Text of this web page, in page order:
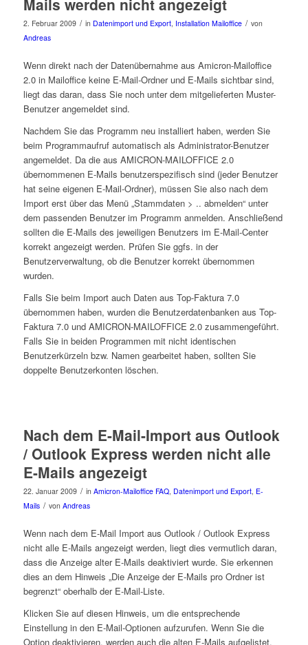
2. Februar 2009 / in Datenimport und Export, Installation Mailoffice / von
Andreas
Wenn direkt nach der Datenübernahme aus Amicron-Mailoffice
2.0 in Mailoffice keine E-Mail-Ordner und E-Mails sichtbar sind,
liegt das daran, dass Sie noch unter dem mitgelieferten Muster-
Benutzer angemeldet sind.
Nachdem Sie das Programm neu installiert haben, werden Sie
beim Programmaufruf automatisch als Administrator-Benutzer
angemeldet. Da die aus AMICRON-MAILOFFICE 2.0
übernommenen E-Mails benutzerspezifisch sind (jeder Benutzer
hat seine eigenen E-Mail-Ordner), müssen Sie also nach dem
Import erst über das Menü „Stammdaten > .. abmelden“ unter
dem passenden Benutzer im Programm anmelden. Anschließend
sollten die E-Mails des jeweiligen Benutzers im E-Mail-Center
korrekt angezeigt werden. Prüfen Sie ggfs. in der
Benutzerverwaltung, ob die Benutzer korrekt übernommen
wurden.
Falls Sie beim Import auch Daten aus Top-Faktura 7.0
übernommen haben, wurden die Benutzerdatenbanken aus Top-
Faktura 7.0 und AMICRON-MAILOFFICE 2.0 zusammengeführt.
Falls Sie in beiden Programmen mit nicht identischen
Benutzerkürzeln bzw. Namen gearbeitet haben, sollten Sie
doppelte Benutzerkonten löschen.
Nach dem E-Mail-Import aus Outlook
/ Outlook Express werden nicht alle
E-Mails angezeigt
22. Januar 2009 / in Amicron-Mailoffice FAQ, Datenimport und Export, E-
Mails / von Andreas
Wenn nach dem E-Mail Import aus Outlook / Outlook Express
nicht alle E-Mails angezeigt werden, liegt dies vermutlich daran,
dass die Anzeige alter E-Mails deaktiviert wurde. Sie erkennen
dies an dem Hinweis „Die Anzeige der E-Mails pro Ordner ist
begrenzt“ oberhalb der E-Mail-Liste.
Klicken Sie auf diesen Hinweis, um die entsprechende
Einstellung in den E-Mail-Optionen aufzurufen. Wenn Sie die
Option deaktivieren, werden auch die alten E-Mails aufgelistet.